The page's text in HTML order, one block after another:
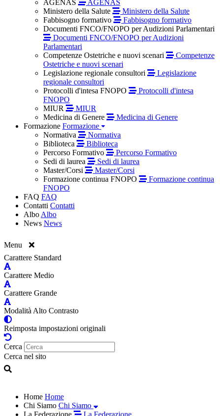
AGENAS
AGENAS
Ministero della Salute
Ministero della Salute
Fabbisogno formativo
Fabbisogno formativo
Documenti FNCO/FNOPO per Audizioni Parlamentari
Documenti FNCO/FNOPO per Audizioni
Parlamentari
Competenze Ostetriche e nuovi scenari
Competenze
Ostetriche e nuovi scenari
Legislazione regionale consultori
Legislazione
regionale consultori
Protocolli d'intesa FNOPO
Protocolli d'intesa
FNOPO
MIUR
MIUR
Medicina di Genere
Medicina di Genere
Formazione Formazione
Normativa
Normativa
Biblioteca
Biblioteca
Percorso Formativo
Percorso Formativo
Sedi di laurea
Sedi di laurea
Master/Corsi
Master/Corsi
Formazione continua FNOPO
Formazione continua
FNOPO
FAQ FAQ
Contatti Contatti
Albo Albo
News News
Menu
Carattere Standard
Carattere Medio
Carattere Grande
Modalità Alto Contrasto
Reimposta impostazioni originali
Cerca
Cerca nel sito
Home Home
Chi Siamo Chi Siamo
La Federazione
La Federazione